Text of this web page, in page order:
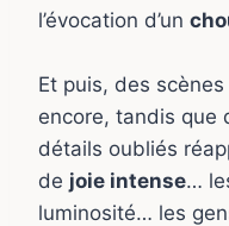
l’évocation d’un
Et puis, des scènes
encore, tandis que
détails oubliés
de joie intense…
luminosité… les